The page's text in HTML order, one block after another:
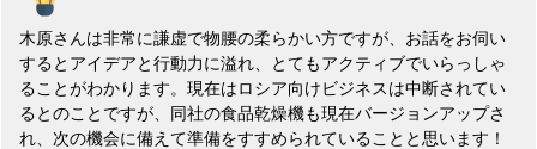
木原さんは非常に謙虚で物腰の柔らかい方ですが、お話をお伺い
するとアイデアと行動力に溢れ、とてもアクティブでいらっしゃ
ることがわかります。現在はロシア向けビジネスは中断されてい
るとのことですが、同社の食品乾燥機も現在バージョンアップさ
れ、次の機会に備えて準備をすすめられていることと思います！